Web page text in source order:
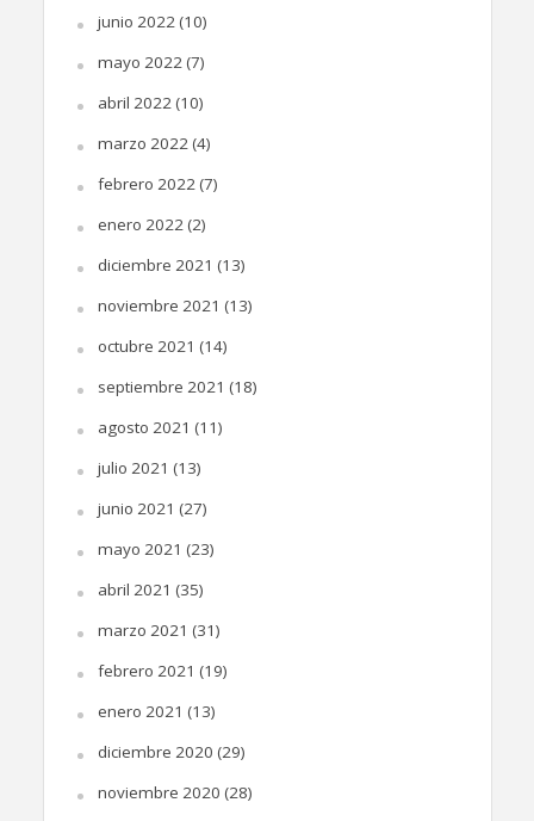
junio 2022(10)
mayo 2022(7)
abril 2022(10)
marzo 2022(4)
febrero 2022(7)
enero 2022(2)
diciembre 2021 (13)
noviembre 2021 (13)
octubre 2021 (14)
septiembre 2021 (18)
agosto 2021 (11)
julio 2021 (13)
junio 2021 (27)
mayo 2021 (23)
abril 2021 (35)
marzo 2021 (31)
febrero 2021 (19)
enero 2021 (13)
diciembre 2020 (29)
noviembre 2020 (28)